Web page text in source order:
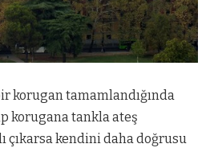
korugan tamamlandığında
korugana tankla ateş
çıkarsa kendini daha doğrusu